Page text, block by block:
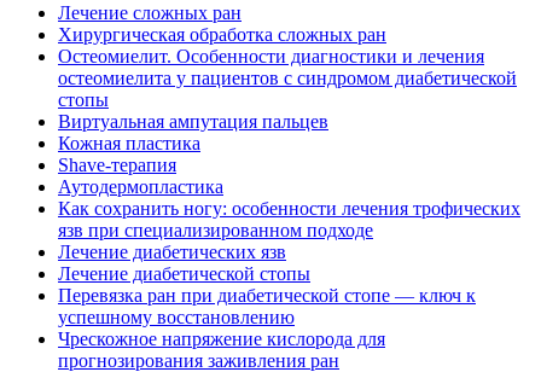
Лечение сложных ран
Хирургическая обработка сложных ран
Остеомиелит. Особенности диагностики и лечения
остеомиелита у пациентов с синдромом диабетической
стопы
Виртуальная ампутация пальцев
Кожная пластика
Shave-терапия
Аутодермопластика
Как сохранить ногу: особенности лечения трофических
язв при специализированном подходе
Лечение диабетических язв
Лечение диабетической стопы
Перевязка ран при диабетической стопе — ключ к
успешному восстановлению
Чрескожное напряжение кислорода для
прогнозирования заживления ран